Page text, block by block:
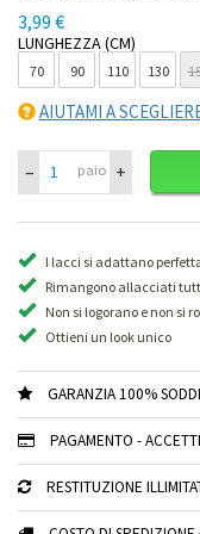
3,99 €
LUNGHEZZA (CM)
70 90 110 130
AIUTAMI A
– paio +
I lacci si adattano
Rimangono allacciati
Non si logorano e non si
Ottieni un look unico
GARANZIA 100%
PAGAMENTO -
RESTITUZIONE